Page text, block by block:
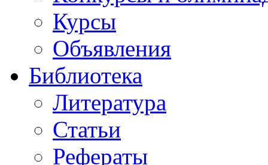
Курсы
Объявления
Библиотека
Литература
Статьи
Рефераты